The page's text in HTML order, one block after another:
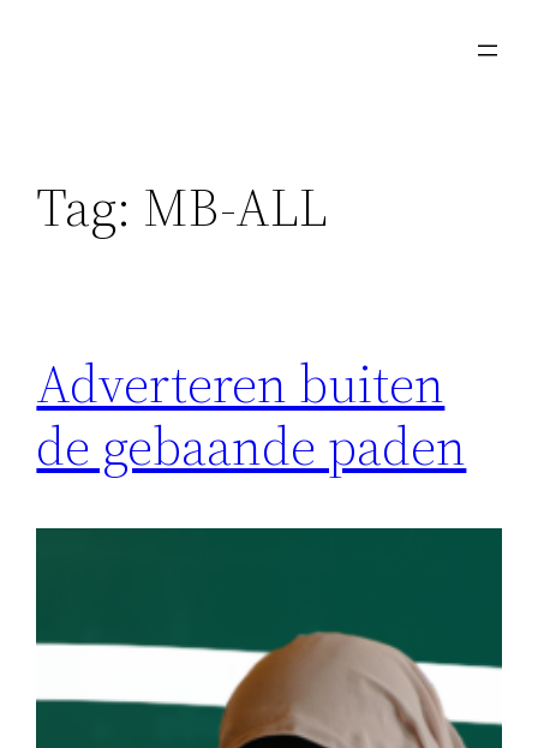
Tag: MB-ALL
Adverteren buiten
de gebaande paden